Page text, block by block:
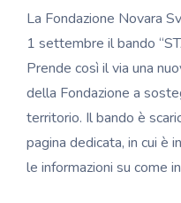
La Fondazione Novara
1 settembre il bando
Prende così il via una
della Fondazione a
territorio. Il bando è
pagina dedicata, in cui
le informazioni su come